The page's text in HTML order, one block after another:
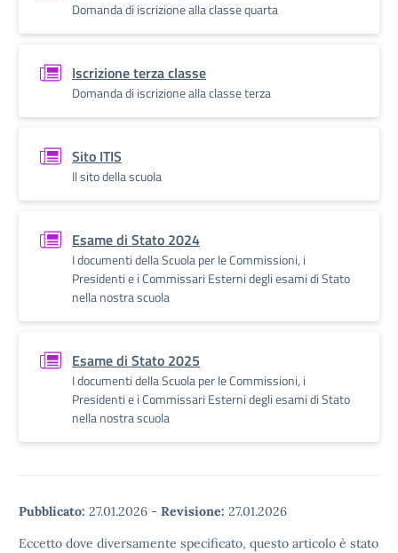
Domanda di iscrizione alla classe quarta
Iscrizione terza classe
Domanda di iscrizione alla classe terza
Sito ITIS
Il sito della scuola
Esame di Stato 2024
I documenti della Scuola per le Commissioni, i
Presidenti e i Commissari Esterni degli esami di Stato
nella nostra scuola
Esame di Stato 2025
I documenti della Scuola per le Commissioni, i
Presidenti e i Commissari Esterni degli esami di Stato
nella nostra scuola
Pubblicato: 27.01.2026 - Revisione: 27.01.2026
Eccetto dove diversamente specificato, questo articolo è stato